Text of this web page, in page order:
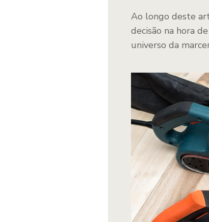
Ao longo deste
decisão na hora
universo da